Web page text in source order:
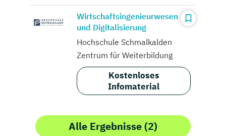
Wirtschaftsingenieurwesen
und Digitalisierung
Hochschule Schmalkalden
Zentrum für Weiterbildung
Kostenloses
Infomaterial
Alle Ergebnisse (2)